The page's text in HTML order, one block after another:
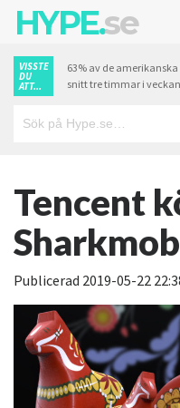
HYPE.se
VISSTE
DU
ATT...
63% av de
snitt tre timmar i
Tencent
Sharkmob
Publicerad 2019-05-22